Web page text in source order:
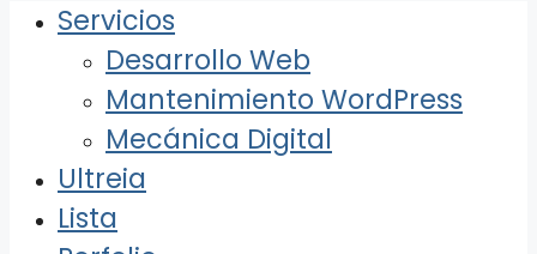
Servicios
Desarrollo Web
Mantenimiento WordPress
Mecánica Digital
Ultreia
Lista